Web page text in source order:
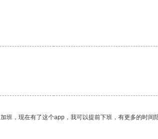
，现在有了这个app，我可以提前下班，有更多的时间